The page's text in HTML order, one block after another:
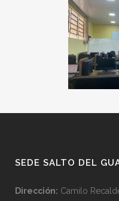
SEDE SALTO DEL
Dirección: Camilo